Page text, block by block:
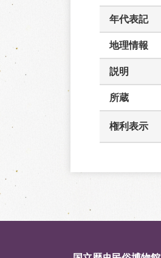
年代表記
地理情報
説明
所蔵
権利表示